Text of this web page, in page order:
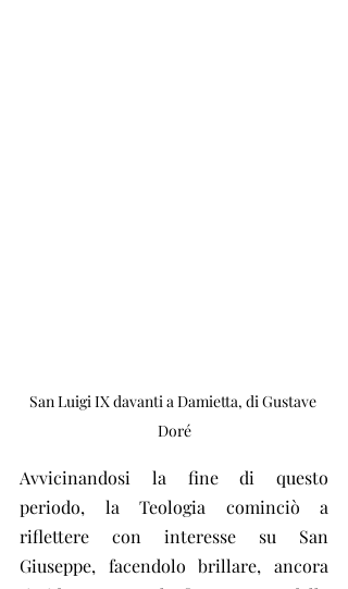
San Luigi IX davanti a Damietta, di Gustave
Doré
Avvicinandosi la fine di questo
periodo, la Teologia cominciò a
riflettere con interesse su San
Giuseppe, facendolo brillare, ancora